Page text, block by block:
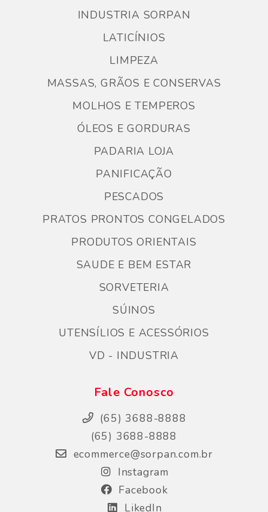
INDUSTRIA SORPAN
LATICÍNIOS
LIMPEZA
MASSAS, GRÃOS E CONSERVAS
MOLHOS E TEMPEROS
ÓLEOS E GORDURAS
PADARIA LOJA
PANIFICAÇÃO
PESCADOS
PRATOS PRONTOS CONGELADOS
PRODUTOS ORIENTAIS
SAUDE E BEM ESTAR
SORVETERIA
SÚINOS
UTENSÍLIOS E ACESSÓRIOS
VD - INDUSTRIA
Fale Conosco
(65) 3688-8888
(65) 3688-8888
ecommerce@sorpan.com.br
Instagram
Facebook
LikedIn